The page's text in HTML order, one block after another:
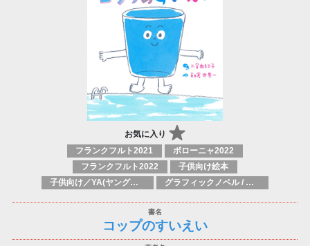
お気に入り
フランクフルト2021
ボローニャ2022
フランクフルト2022
子供向け絵本
子供向け／YA(ヤングアダルト)向け一般：芸術&芸術家
グラフィックノベル / コミックブック / 漫画：スタイル / 伝統
コップのすいえい